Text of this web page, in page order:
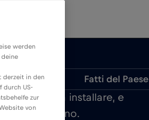
Fatti del Paese
facile da installare, e
tutta l’Livorno.
werden
deine
derzeit in den
durch US-
zur
von